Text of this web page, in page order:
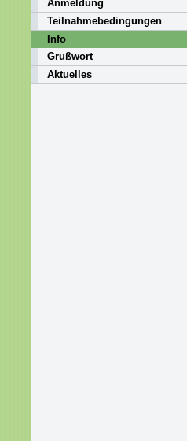
Anmeldung
Teilnahmebedingungen
Info
Grußwort
Aktuelles